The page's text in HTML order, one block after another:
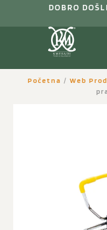
DOBRO
Početna / Web